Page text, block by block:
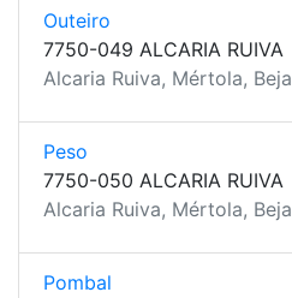
Outeiro
7750-049 ALCARIA RUIVA
Alcaria Ruiva, Mértola, Beja
Peso
7750-050 ALCARIA RUIVA
Alcaria Ruiva, Mértola, Beja
Pombal